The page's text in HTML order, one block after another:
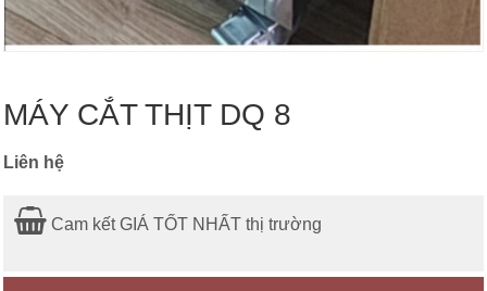
MÁY CẮT THỊT DQ 8
Liên hệ
Cam kết GIÁ TỐT NHẤT thị trường